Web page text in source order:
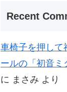
Recent
車椅子を押して
ールの「初音ミ
に まさみ より